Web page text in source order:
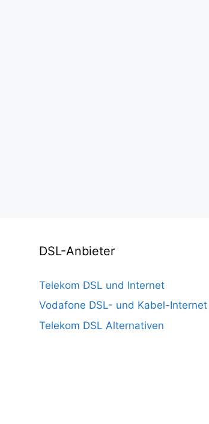
DSL-Anbieter
Telekom DSL und Internet
Vodafone DSL- und Kabel-Internet
Telekom DSL Alternativen